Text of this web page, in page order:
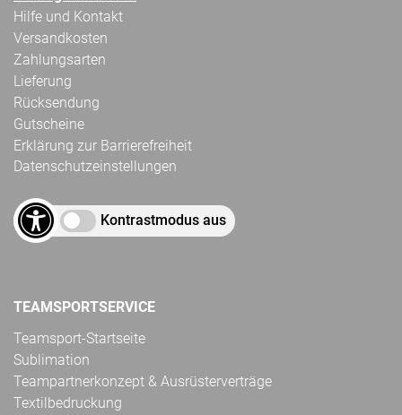
Hilfe und Kontakt
Versandkosten
Zahlungsarten
Lieferung
Rücksendung
Gutscheine
Erklärung zur Barrierefreiheit
Datenschutzeinstellungen
Kontrastmodus aus
TEAMSPORTSERVICE
Teamsport-Startseite
Sublimation
Teampartnerkonzept & Ausrüsterverträge
Textilbedruckung